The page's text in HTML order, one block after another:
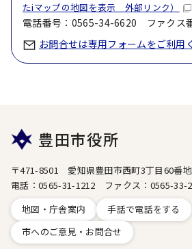
たiマップの地図を表示 外部リンク）
電話番号：0565-34-6620 ファクス
お問合せは専用フォームをご利用
豊田市役所
〒471-8501 愛知県豊田市西町3丁目60番地
電話：0565-31-1212 ファクス：0565-33-
地図・庁舎案内
手話で電話をする
市へのご意見・お問合せ